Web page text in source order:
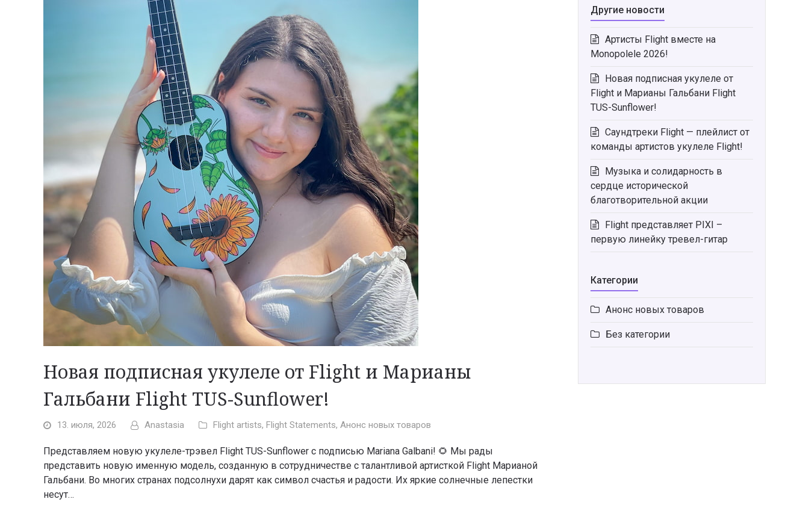
Новая подписная укулеле от Flight и Марианы
Гальбани Flight TUS-Sunflower!
13. июля, 2026 Anastasia Flight artists, Flight Statements, Анонс новых товаров
Представляем новую укулеле-трэвел Flight TUS-Sunflower с подписью Mariana Galbani! 🌻 Мы рады
представить новую именную модель, созданную в сотрудничестве с талантливой артисткой Flight Марианой
Гальбани. Во многих странах подсолнухи дарят как символ счастья и радости. Их яркие солнечные лепестки
несут…
Другие новости
Артисты Flight вместе на
Monopolele 2026!
Новая подписная укулеле от
Flight и Марианы Гальбани Flight
TUS-Sunflower!
Саундтреки Flight — плейлист от
команды артистов укулеле Flight!
Музыка и солидарность в
сердце исторической
благотворительной акции
Flight представляет PIXI –
первую линейку тревел-гитар
Категории
Анонс новых товаров
Без категории